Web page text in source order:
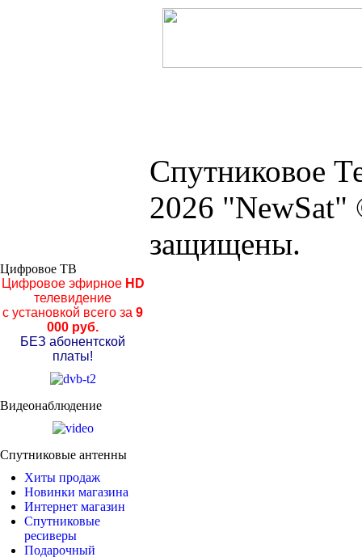
Спутниковое
2026 "NewSat"
защищены.
Цифровое ТВ
Цифровое эфирноеHD
телевидение
с установкой всего за 9
000 руб.
БЕЗ абонентской
платы!
Видеонаблюдение
Спутниковые антенны
Хиты продаж
Новинки магазина
Интернет магазин
Спутниковые
ресиверы
Подарочный